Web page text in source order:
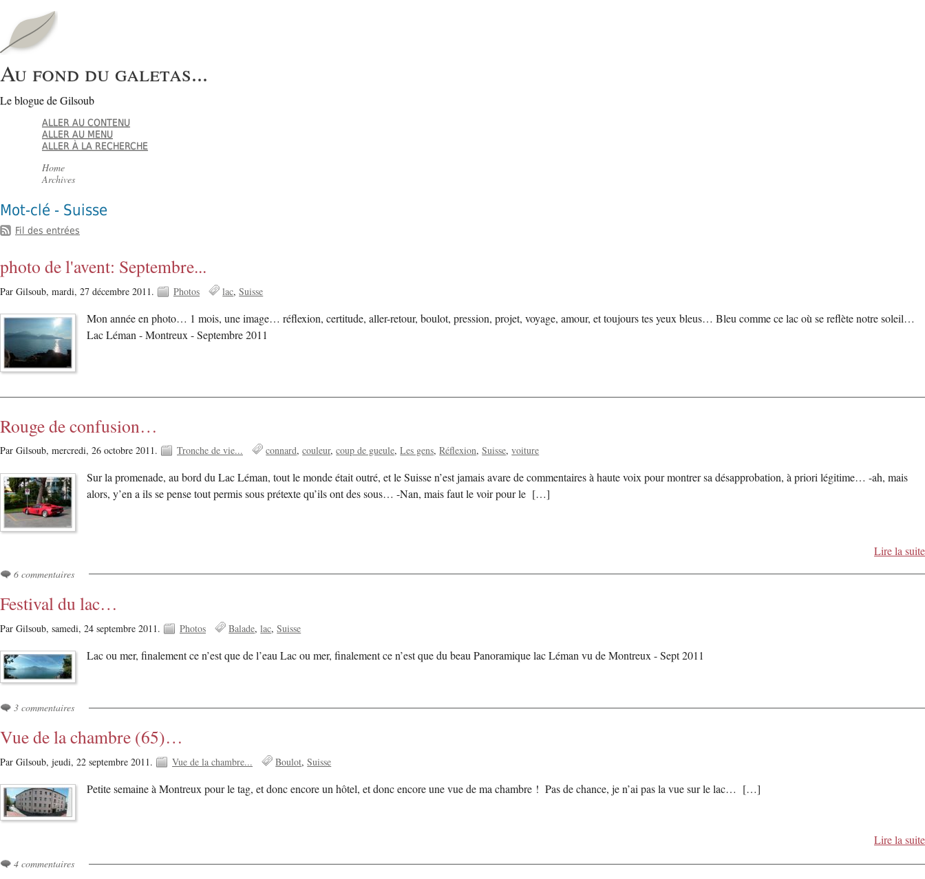
Au fond du galetas...
Le blogue de Gilsoub
ALLER AU CONTENU
ALLER AU MENU
ALLER À LA RECHERCHE
Home
Archives
Mot-clé - Suisse
Fil des entrées
photo de l'avent: Septembre...
Par Gilsoub, mardi, 27 décembre 2011. Photos lac Suisse
Mon année en photo… 1 mois, une image… réflexion, certitude, aller-retour, boulot, pression, projet, voyage, amour, et toujours tes yeux bleus… Bleu comme ce lac où se reflète notre soleil…
Lac Léman - Montreux - Septembre 2011
Rouge de confusion…
Par Gilsoub, mercredi, 26 octobre 2011. Tronche de vie... connard couleur coup de gueule Les gens Réflexion Suisse voiture
Sur la promenade, au bord du Lac Léman, tout le monde était outré, et le Suisse n’est jamais avare de commentaires à haute voix pour montrer sa désapprobation, à priori légitime… -ah, mais
alors, y’en a ils se pense tout permis sous prétexte qu’ils ont des sous… -Nan, mais faut le voir pour le […]
Lire la suite
6 commentaires
Festival du lac…
Par Gilsoub, samedi, 24 septembre 2011. Photos Balade lac Suisse
Lac ou mer, finalement ce n’est que de l’eau Lac ou mer, finalement ce n’est que du beau Panoramique lac Léman vu de Montreux - Sept 2011
3 commentaires
Vue de la chambre (65)…
Par Gilsoub, jeudi, 22 septembre 2011. Vue de la chambre... Boulot Suisse
Petite semaine à Montreux pour le tag, et donc encore un hôtel, et donc encore une vue de ma chambre ! Pas de chance, je n’ai pas la vue sur le lac… […]
Lire la suite
4 commentaires